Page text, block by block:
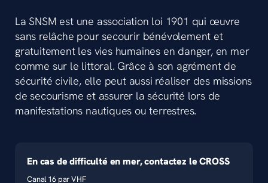
La SNSM est une association loi 1901 qui œuvre
sans relâche pour secourir bénévolement et
gratuitement les vies humaines en danger, en mer
comme sur le littoral. Grâce à son agrément de
sécurité civile, elle peut aussi réaliser des missions
de secourisme et assurer la sécurité lors de
manifestations nautiques ou terrestres.
En cas de difficulté en mer, contactez le CROSS
Canal 16 par VHF